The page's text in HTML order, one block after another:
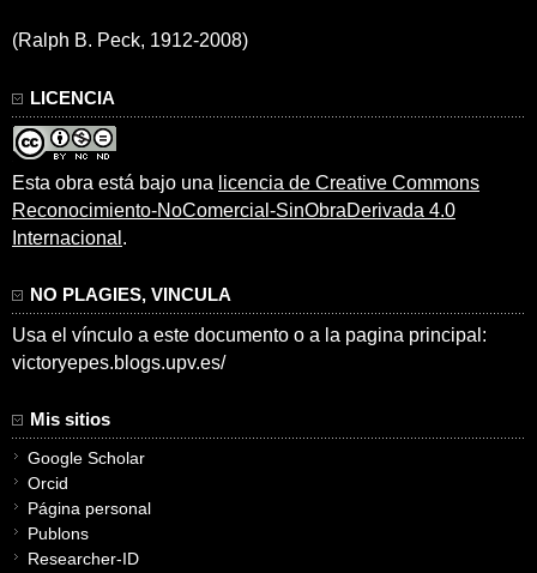
(Ralph B. Peck, 1912-2008)
LICENCIA
Esta obra está bajo una licencia de Creative Commons
Reconocimiento-NoComercial-SinObraDerivada 4.0
Internacional .
NO PLAGIES, VINCULA
Usa el vínculo a este documento o a la pagina principal:
victoryepes.blogs.upv.es/
Mis sitios
Google Scholar
Orcid
Página personal
Publons
Researcher-ID